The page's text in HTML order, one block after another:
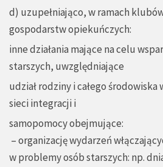
d) uzupełniająco, w ramach
gospodarstw opiekuńczych:
inne działania mające na celu
starszych, uwzględniające
udział rodziny i całego
sieci integracji i
samopomocy obejmujące:
– organizację wydarzeń
w problemy osób starszych: np.